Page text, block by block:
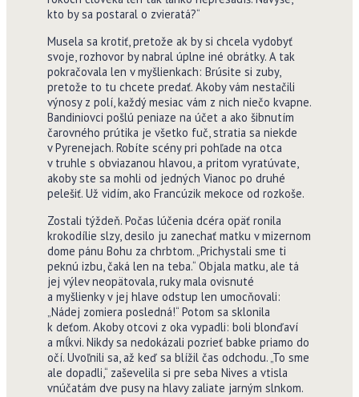
kto by sa postaral o zvieratá?“
Musela sa krotiť, pretože ak by si chcela vydobyť
svoje, rozhovor by nabral úplne iné obrátky. A tak
pokračovala len v myšlienkach: Brúsite si zuby,
pretože to tu chcete predať. Akoby vám nestačili
výnosy z polí, každý mesiac vám z nich niečo kvapne.
Bandiniovci pošlú peniaze na účet a ako šibnutím
čarovného prútika je všetko fuč, stratia sa niekde
v Pyrenejach. Robíte scény pri pohľade na otca
v truhle s obviazanou hlavou, a pritom vyratúvate,
akoby ste sa mohli od jedných Vianoc po druhé
pelešiť. Už vidím, ako Francúzik mekoce od rozkoše.
Zostali týždeň. Počas lúčenia dcéra opäť ronila
krokodílie slzy, desilo ju zanechať matku v mizernom
dome pánu Bohu za chrbtom. „Prichystali sme ti
peknú izbu, čaká len na teba.“ Objala matku, ale tá
jej výlev neopätovala, ruky mala ovisnuté
a myšlienky v jej hlave odstup len umocňovali:
„Nádej zomiera posledná!“ Potom sa sklonila
k deťom. Akoby otcovi z oka vypadli: boli blonďaví
a mĺkvi. Nikdy sa nedokázali pozrieť babke priamo do
očí. Uvoľnili sa, až keď sa blížil čas odchodu. „To sme
ale dopadli,“ zaševelila si pre seba Nives a vtisla
vnúčatám dve pusy na hlavy zaliate jarným slnkom.